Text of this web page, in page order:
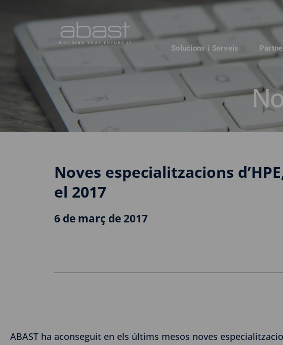
Solucions i Serveis
Noves especialitzacions
el 2017
6 de març de 2017
ABAST ha aconseguit en els últims mesos noves